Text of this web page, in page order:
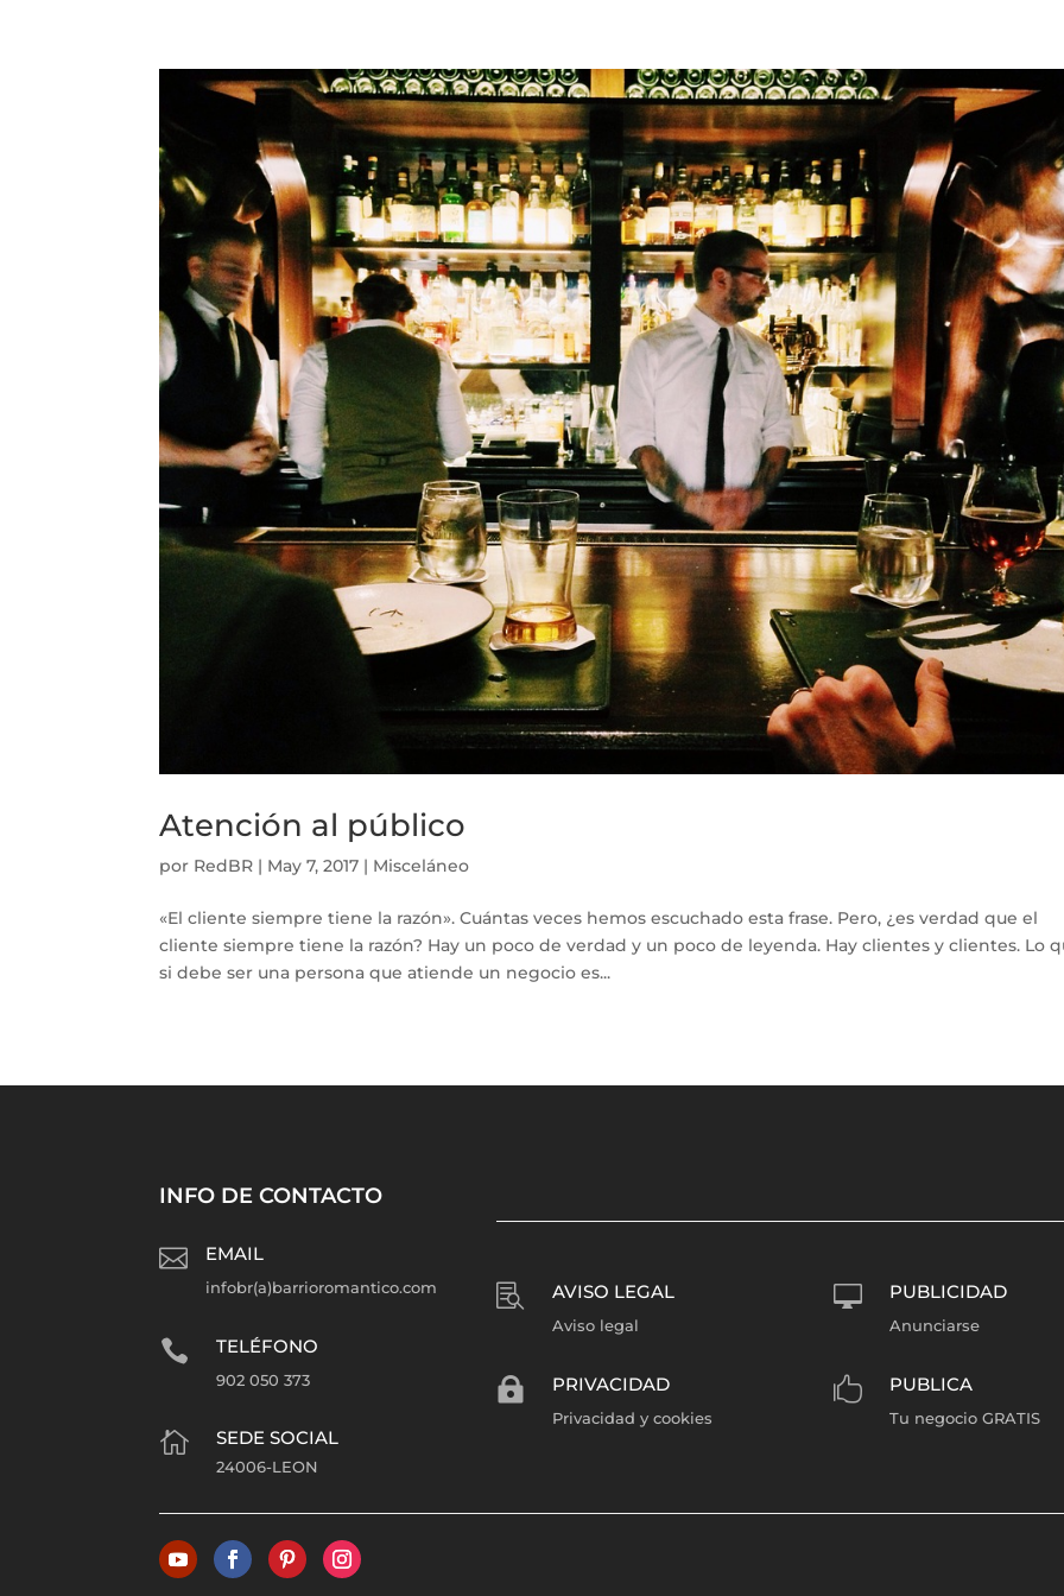
Atención al público
por RedBR | May 7, 2017 | Misceláneo
«El cliente siempre tiene la razón». Cuántas veces hemos escuchado esta frase. Pero, ¿es verdad que el
cliente siempre tiene la razón? Hay un poco de verdad y un poco de leyenda. Hay clientes y clientes. Lo
si debe ser una persona que atiende un negocio es...
INFO DE CONTACTO
 EMAIL
infobr(a)barrioromantico.com
 TELÉFONO
902 050 373
 SEDE SOCIAL
24006-LEON
 AVISO LEGAL
Aviso legal
 PRIVACIDAD
Privacidad y cookies
 PUBLICIDAD
Anunciarse
 PUBLICA
Tu negocio GRATIS